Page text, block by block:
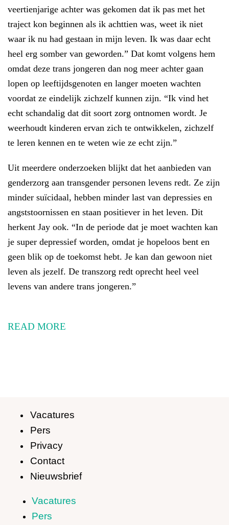
veertienjarige achter was gekomen dat ik pas met het
traject kon beginnen als ik achttien was, weet ik niet
waar ik nu had gestaan in mijn leven. Ik was daar echt
heel erg somber van geworden.” Dat komt volgens hem
omdat deze trans jongeren dan nog meer achter gaan
lopen op leeftijdsgenoten en langer moeten wachten
voordat ze eindelijk zichzelf kunnen zijn. “Ik vind het
echt schandalig dat dit soort zorg ontnomen wordt. Je
weerhoudt kinderen ervan zich te ontwikkelen, zichzelf
te leren kennen en te weten wie ze echt zijn.”
Uit meerdere onderzoeken blijkt dat het aanbieden van
genderzorg aan transgender personen levens redt. Ze zijn
minder suïcidaal, hebben minder last van depressies en
angststoornissen en staan positiever in het leven. Dit
herkent Jay ook. “In de periode dat je moet wachten kan
je super depressief worden, omdat je hopeloos bent en
geen blik op de toekomst hebt. Je kan dan gewoon niet
leven als jezelf. De transzorg redt oprecht heel veel
levens van andere trans jongeren.”
READ MORE
Vacatures
Pers
Privacy
Contact
Nieuwsbrief
Vacatures
Pers